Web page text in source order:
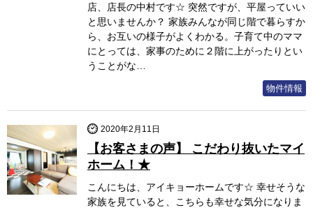
店、店長の中村です☆ 突然ですが、平屋っていい
と思いませんか？ 家族みんなが同じ階で暮らすか
ら、お互いの様子がよくわかる。子育て中のママ
にとっては、家事のために２階に上がったりとい
うことがな…
物件情報
2020年2月11日
【お客さまの声】 こだわり抜いたマイ
ホーム！★
こんにちは、アイキョーホームです☆ 幸せそうな
家族を見ていると、こちらも幸せな気分になりま